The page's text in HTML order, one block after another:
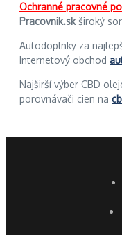
Ochranné pracovné
Pracovnik.skširoký
Autodoplnky za
Internetový obchod
Najširší výber CBD
porovnávači cien na